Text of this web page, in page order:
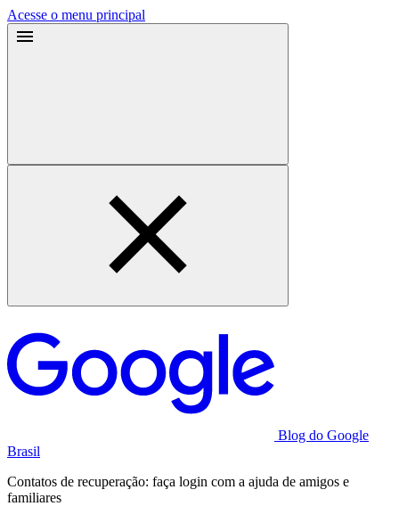
Acesse o menu principal
Blog do Google
Brasil
Contatos de recuperação: faça login com a ajuda de amigos e
familiares